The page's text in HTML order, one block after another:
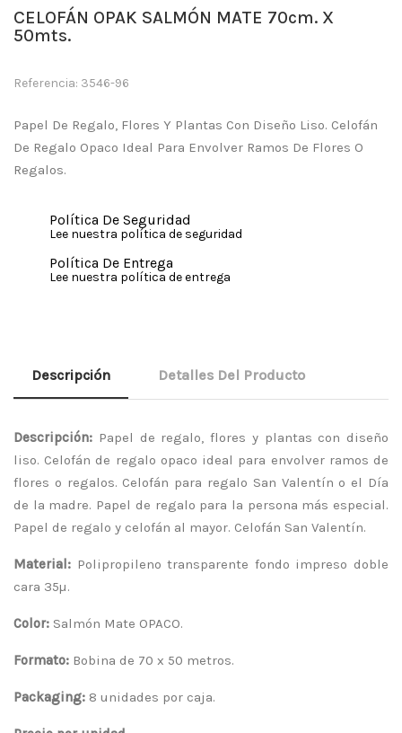
CELOFÁN OPAK SALMÓN MATE 70cm. X
50mts.
Referencia: 3546-96
Papel De Regalo, Flores Y Plantas Con Diseño Liso. Celofán
De Regalo Opaco Ideal Para Envolver Ramos De Flores O
Regalos.
Política De Seguridad
Lee nuestra política de seguridad
Política De Entrega
Lee nuestra política de entrega
Descripción Detalles Del Producto
Descripción: Papel de regalo, flores y plantas con diseño
liso. Celofán de regalo opaco ideal para envolver ramos de
flores o regalos. Celofán para regalo San Valentín o el Día
de la madre. Papel de regalo para la persona más especial.
Papel de regalo y celofán al mayor. Celofán San Valentín.
Material: Polipropileno transparente fondo impreso doble
cara 35µ.
Color: Salmón Mate OPACO.
Formato: Bobina de 70 x 50 metros.
Packaging: 8 unidades por caja.